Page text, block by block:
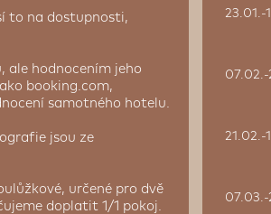
23.01.-
07.02.-
21.02.-
07.03.-
to na dostupnosti,
ale hodnocením jeho
booking.com,
samotného hotelu.
jsou ze
určené pro dvě
doplatit 1/1 pokoj.